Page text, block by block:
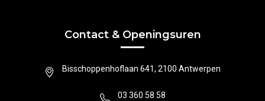
Contact & Openingsuren
Bisschoppenhoflaan 641, 2100 Antwerpen
03 360 58 58